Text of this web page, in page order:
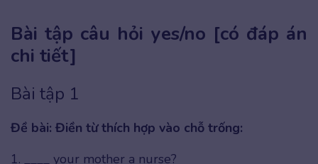
Bài tập câu hỏi yes/no [có đáp án
chi tiết]
Bài tập 1
Đề bài: Điền từ thích hợp vào chỗ trống:
1. ____ your mother a nurse?